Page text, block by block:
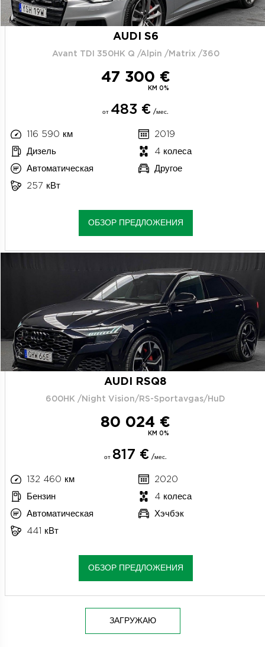
AUDI S6
Avant TDI 350HK Q /Alpin /Matrix /360
47 300 €
KM 0%
от 483 € /мес.
116 590 км
2019
Дизель
4 колеса
Автоматическая
Другое
257 кВт
ОБЗОР ПРЕДЛОЖЕНИЯ
AUDI RSQ8
600HK /Night Vision/RS-Sportavgas/HuD
80 024 €
KM 0%
от 817 € /мес.
132 460 км
2020
Бензин
4 колеса
Автоматическая
Хэчбэк
441 кВт
ОБЗОР ПРЕДЛОЖЕНИЯ
ЗАГРУЖАЮ